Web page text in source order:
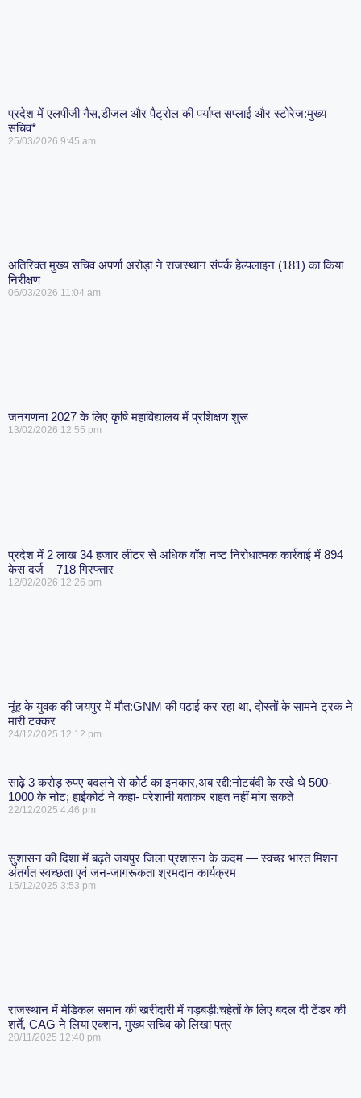
प्रदेश में एलपीजी गैस,डीजल और पैट्रोल की पर्याप्त सप्लाई और स्टोरेज:मुख्य
सचिव*
25/03/2026 9:45 am
अतिरिक्त मुख्य सचिव अपर्णा अरोड़ा ने राजस्थान संपर्क हेल्पलाइन (181) का किया
निरीक्षण
06/03/2026 11:04 am
जनगणना 2027 के लिए कृषि महाविद्यालय में प्रशिक्षण शुरू
13/02/2026 12:55 pm
प्रदेश में 2 लाख 34 हजार लीटर से अधिक वॉश नष्ट निरोधात्मक कार्रवाई में 894
केस दर्ज – 718 गिरफ्तार
12/02/2026 12:26 pm
नूंह के युवक की जयपुर में मौत:GNM की पढ़ाई कर रहा था, दोस्तों के सामने ट्रक ने
मारी टक्कर
24/12/2025 12:12 pm
साढ़े 3 करोड़ रुपए बदलने से कोर्ट का इनकार,अब रद्दी:नोटबंदी के रखे थे 500-
1000 के नोट; हाईकोर्ट ने कहा- परेशानी बताकर राहत नहीं मांग सकते
22/12/2025 4:46 pm
सुशासन की दिशा में बढ़ते जयपुर जिला प्रशासन के कदम — स्वच्छ भारत मिशन
अंतर्गत स्वच्छता एवं जन-जागरूकता श्रमदान कार्यक्रम
15/12/2025 3:53 pm
राजस्थान में मेडिकल समान की खरीदारी में गड़बड़ी:चहेतों के लिए बदल दी टेंडर की
शर्तें, CAG ने लिया एक्शन, मुख्य सचिव को लिखा पत्र
20/11/2025 12:40 pm